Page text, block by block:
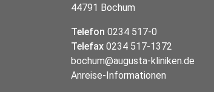
44791 Bochum
Telefon 0234 517-0
Telefax 0234 517-1372
bochum@augusta-kliniken.de
Anreise-Informationen